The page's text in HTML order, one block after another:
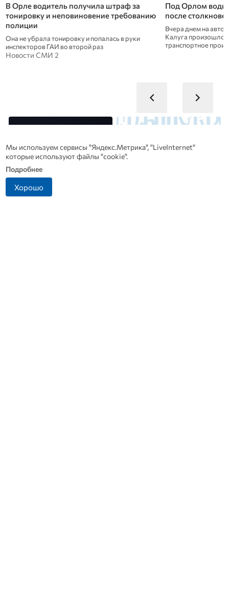
Орле водитель получила штраф за
и неповиновение требованию
не убрала тонировку и попалась в руки
ГАИ во второй раз
Под Орлом
после
Вчера днем на
Калуга произошло
транспортное
Новости СМИ 2
Мы используем сервисы "Яндекс.Метрика", "LiveInternet"
которые используют файлы "cookie".
Подробнее
Хорошо